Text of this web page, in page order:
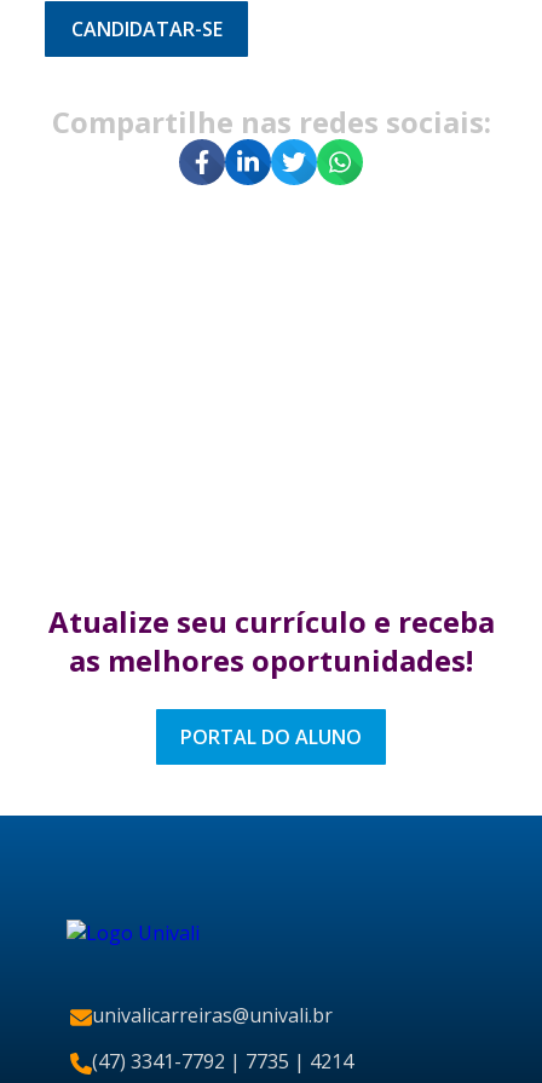
CANDIDATAR-SE
Compartilhe nas redes sociais:
Atualize seu currículo e receba
as melhores oportunidades!
PORTAL DO ALUNO
univalicarreiras@univali.br
(47) 3341-7792 | 7735 | 4214